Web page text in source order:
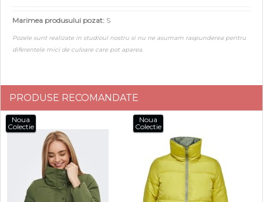
Marimea produsului pozat: S
Pozele sunt realizate in studioul nostru si nu ne asumam raspunderea pentru
diferentele mici de culoare care pot aparea.
PRODUSE RECOMANDATE
Noua
Colectie
Noua
Colectie